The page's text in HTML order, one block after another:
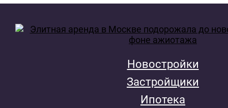
Новостройки
Застройщики
Ипотека